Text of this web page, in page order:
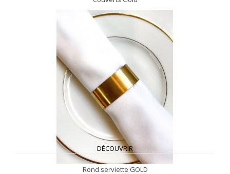
DÉCOUVRIR
Rond serviette GOLD